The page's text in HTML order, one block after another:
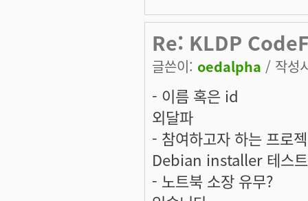
Re: KLDP
글쓴이: oedalpha / 작성
- 이름 혹은 id
외달파
- 참여하고자 하는 프로
Debian installer 테스
- 노트북 소장 유무?